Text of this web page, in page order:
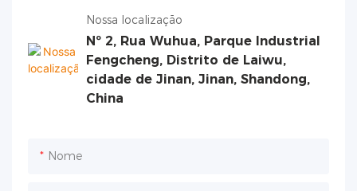
Nossa localização
Nº 2, Rua Wuhua, Parque Industrial
Fengcheng, Distrito de Laiwu,
cidade de Jinan, Jinan, Shandong,
China
Nome